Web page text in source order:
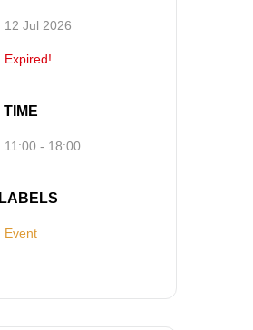
12 Jul 2026
Expired!
TIME
11:00 - 18:00
LABELS
Event